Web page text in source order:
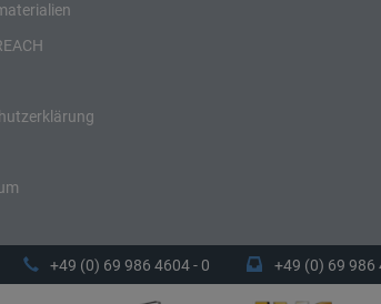
+49 (0) 69 986 4604 - 0 +49 (0) 69 986